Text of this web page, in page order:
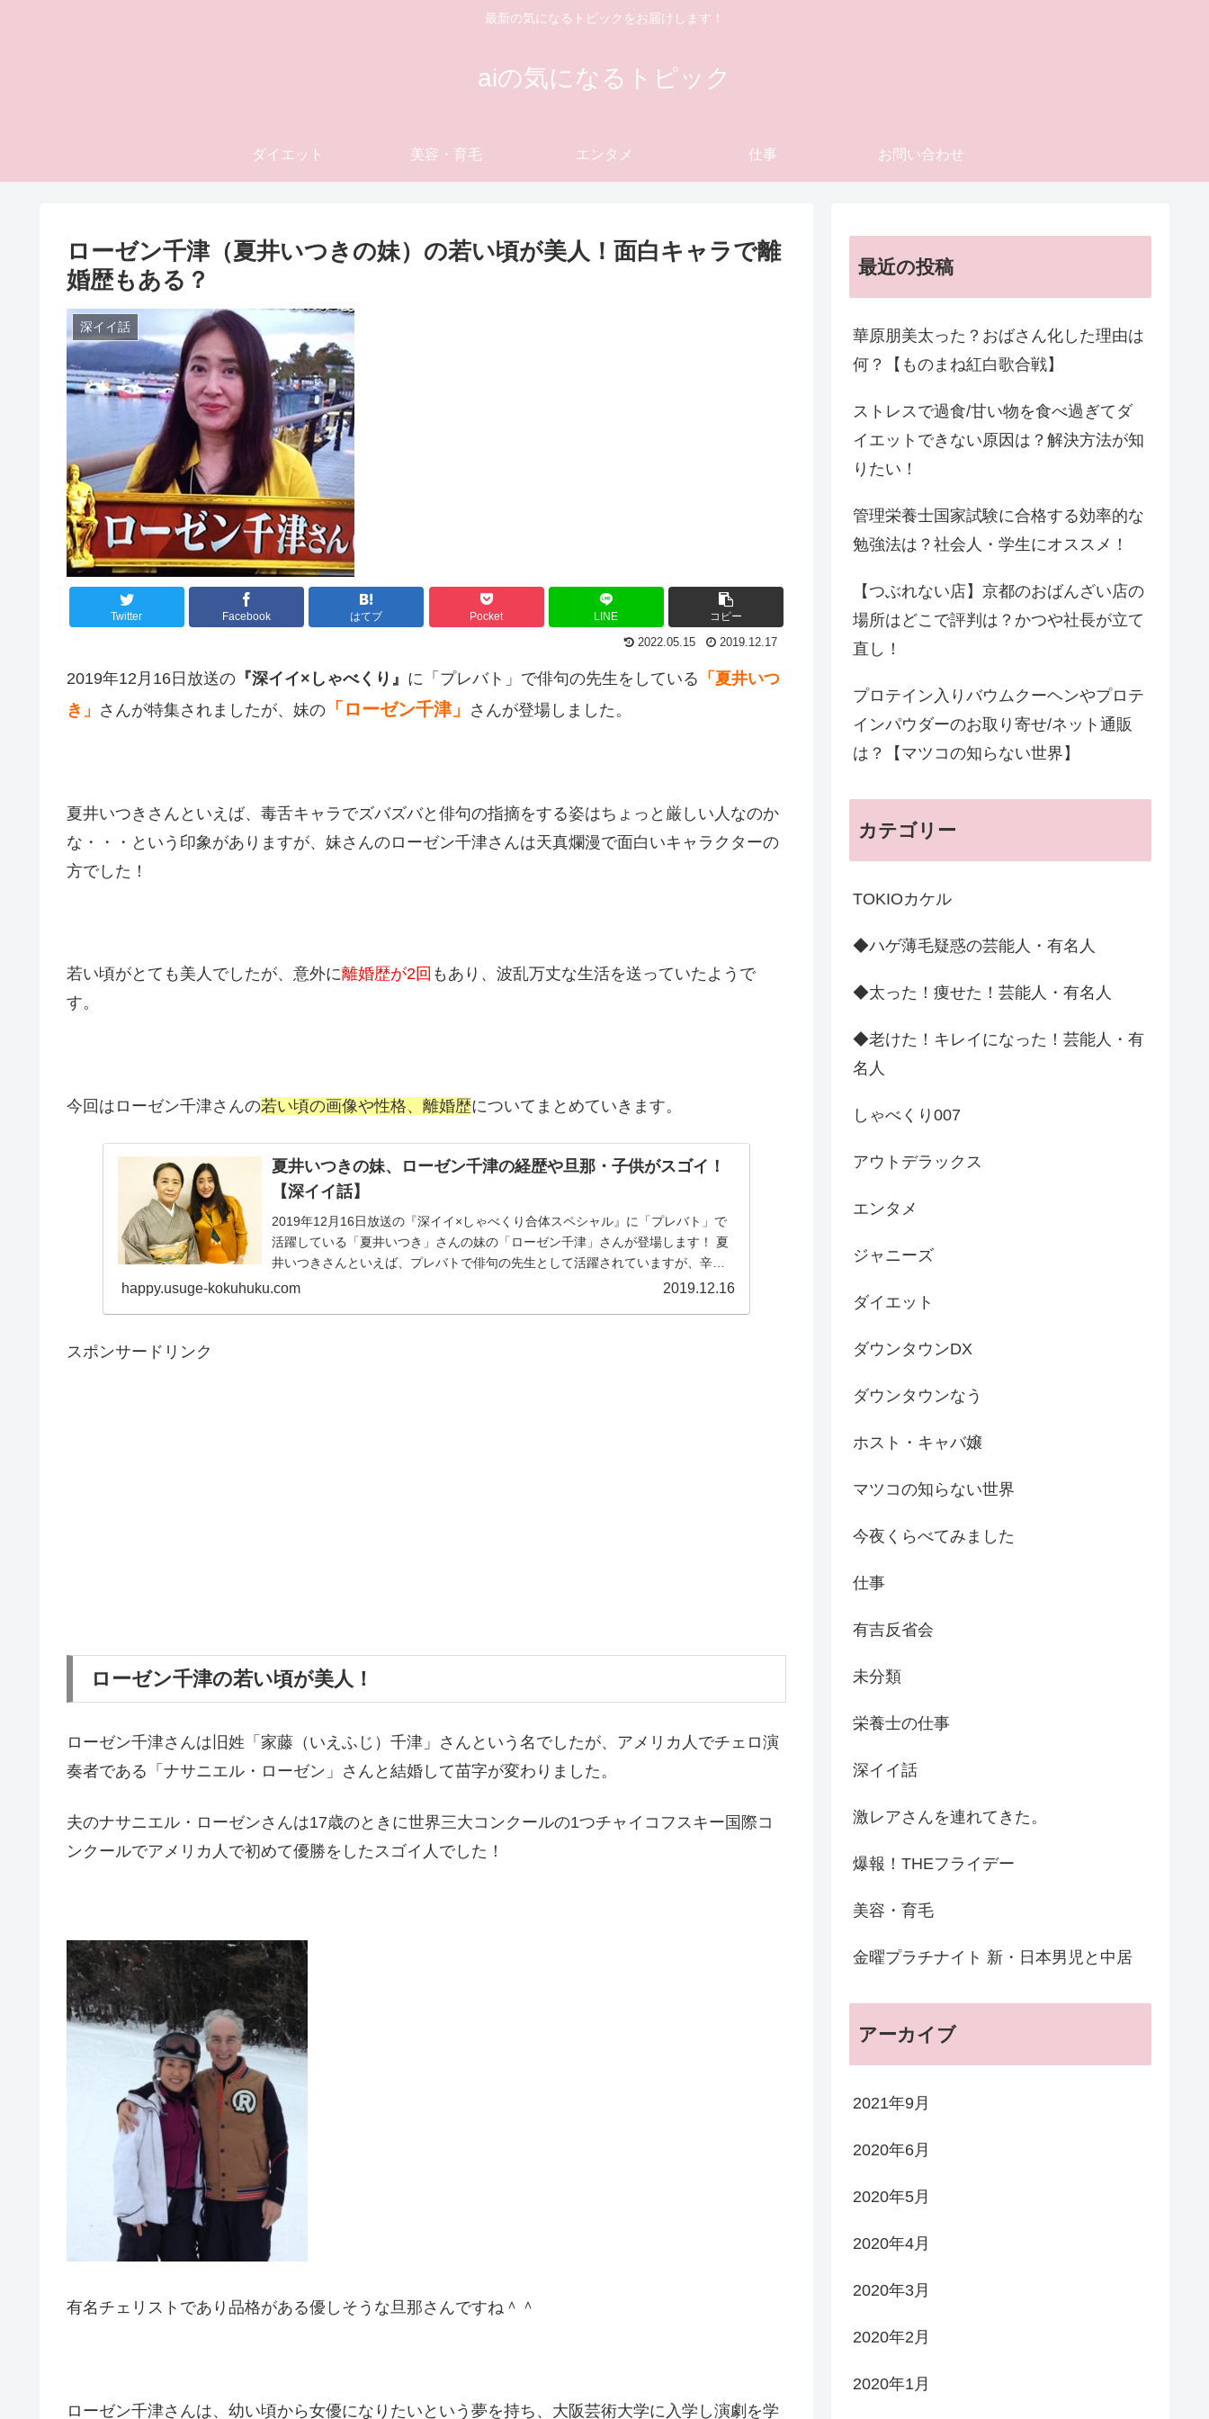
最新の気になるトピックをお届けします！
aiの気になるトピック
ダイエット 美容・育毛 エンタメ 仕事 お問い合わせ
ローゼン千津（夏井いつきの妹）の若い頃が美人！面白キャラで離
婚歴もある？
深イイ話
Twitter Facebook はてブ Pocket LINE コピー
2022.05.15 2019.12.17
2019年12月16日放送の 『深イイ×しゃべくり』 に「プレバト」で俳句の先生をしている 「夏井いつ
き」 さんが特集されましたが、妹の 「ローゼン千津」 さんが登場しました。
夏井いつきさんといえば、毒舌キャラでズバズバと俳句の指摘をする姿はちょっと厳しい人なのか
な・・・という印象がありますが、妹さんのローゼン千津さんは天真爛漫で面白いキャラクターの
方でした！
若い頃がとても美人でしたが、意外に離婚歴が2回 もあり、波乱万丈な生活を送っていたようで
す。
今回はローゼン千津さんの若い頃の画像や性格、離婚歴についてまとめていきます。
夏井いつきの妹、ローゼン千津の経歴や旦那・子供がスゴイ！
【深イイ話】
2019年12月16日放送の『深イイ×しゃべくり合体スペシャル』に「プレバト」で
活躍している「夏井いつき」さんの妹の「ローゼン千津」さんが登場します！ 夏
井いつきさんといえば、プレバトで俳句の先生として活躍されていますが、辛
口...
happy.usuge-kokuhuku.com 2019.12.16
スポンサードリンク
ローゼン千津の若い頃が美人！
ローゼン千津さんは旧姓「家藤（いえふじ）千津」さんという名でしたが、アメリカ人でチェロ演
奏者である「ナサニエル・ローゼン」さんと結婚して苗字が変わりました。
夫のナサニエル・ローゼンさんは17歳のときに世界三大コンクールの1つチャイコフスキー国際コ
ンクールでアメリカ人で初めて優勝をしたスゴイ人でした！
有名チェリストであり品格がある優しそうな旦那さんですね＾＾
ローゼン千津さんは、幼い頃から女優になりたいという夢を持ち、大阪芸術大学に入学し演劇を学
最近の投稿
華原朋美太った？おばさん化した理由は
何？【ものまね紅白歌合戦】
ストレスで過食/甘い物を食べ過ぎてダ
イエットできない原因は？解決方法が知
りたい！
管理栄養士国家試験に合格する効率的な
勉強法は？社会人・学生にオススメ！
【つぶれない店】京都のおばんざい店の
場所はどこで評判は？かつや社長が立て
直し！
プロテイン入りバウムクーヘンやプロテ
インパウダーのお取り寄せ/ネット通販
は？【マツコの知らない世界】
カテゴリー
TOKIOカケル
◆ハゲ薄毛疑惑の芸能人・有名人
◆太った！痩せた！芸能人・有名人
◆老けた！キレイになった！芸能人・有
名人
しゃべくり007
アウトデラックス
エンタメ
ジャニーズ
ダイエット
ダウンタウンDX
ダウンタウンなう
ホスト・キャバ嬢
マツコの知らない世界
今夜くらべてみました
仕事
有吉反省会
未分類
栄養士の仕事
深イイ話
激レアさんを連れてきた。
爆報！THEフライデー
美容・育毛
金曜プラチナイト 新・日本男児と中居
アーカイブ
2021年9月
2020年6月
2020年5月
2020年4月
2020年3月
2020年2月
2020年1月